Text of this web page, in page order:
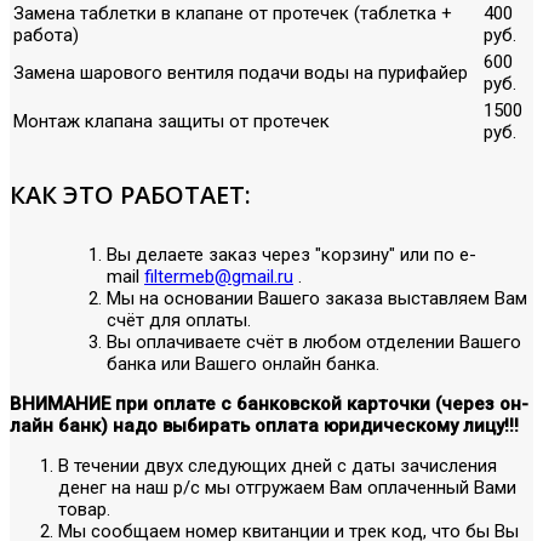
Замена таблетки в клапане от протечек (таблетка +
работа)
400
руб.
Замена шарового вентиля подачи воды на пурифайер
600
руб.
Монтаж клапана защиты от протечек
1500
руб.
КАК ЭТО РАБОТАЕТ:
Вы делаете заказ через "корзину" или по е-
mail filtermeb@gmail.ru .
Мы на основании Вашего заказа выставляем Вам
счёт для оплаты.
Вы оплачиваете счёт в любом отделении Вашего
банка или Вашего онлайн банка.
ВНИМАНИЕ при оплате с банковской карточки (через он-
лайн банк) надо выбирать оплата юридическому лицу!!!
В течении двух следующих дней с даты зачисления
денег на наш р/с мы отгружаем Вам оплаченный Вами
товар.
Мы сообщаем номер квитанции и трек код, что бы Вы